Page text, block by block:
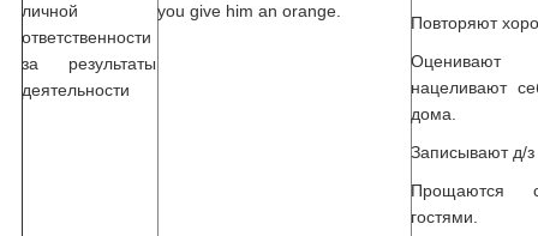
личной
ответственности
за результаты
деятельности
you give him an orange.
Повторяют
Оценивают
нацеливают
дома.
Записывают д/з
Прощаются
гостями.